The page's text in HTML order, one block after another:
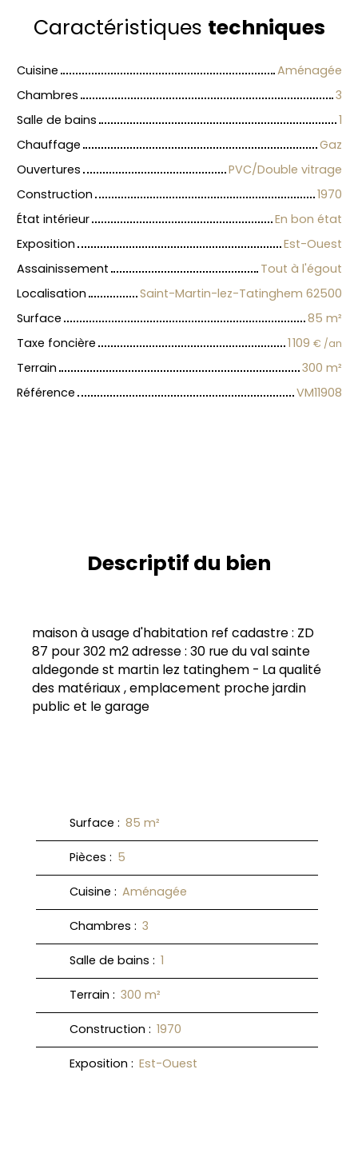
Caractéristiques techniques
Cuisine
Aménagée
Chambres
3
Salle de bains
1
Chauffage
Gaz
Ouvertures
PVC/Double vitrage
Construction
1970
État intérieur
En bon état
Exposition
Est-Ouest
Assainissement
Tout à l'égout
Localisation
Saint-Martin-lez-Tatinghem 62500
Surface
85 m²
Taxe foncière
1 109 € /an
Terrain 300 m²
Référence
VM11908
Descriptif du bien
maison à usage d'habitation ref cadastre : ZD
87 pour 302 m2 adresse : 30 rue du val sainte
aldegonde st martin lez tatinghem - La qualité
des matériaux , emplacement proche jardin
public et le garage
Surface : 85 m²
Pièces : 5
Cuisine : Aménagée
Chambres : 3
Salle de bains : 1
Terrain : 300 m²
Construction : 1970
Exposition : Est-Ouest